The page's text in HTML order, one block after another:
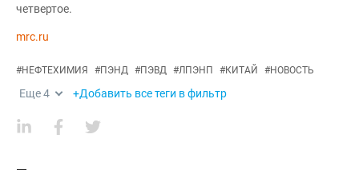
четвертое.
mrc.ru
#НЕФТЕХИМИЯ #ПЭНД #ПЭВД #ЛПЭНП #КИТАЙ #НОВОСТЬ
Еще4 +Добавить все теги в фильтр